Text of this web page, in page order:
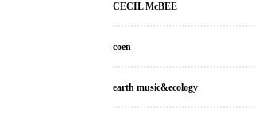
CECIL McBEE
coen
earth music&ecology